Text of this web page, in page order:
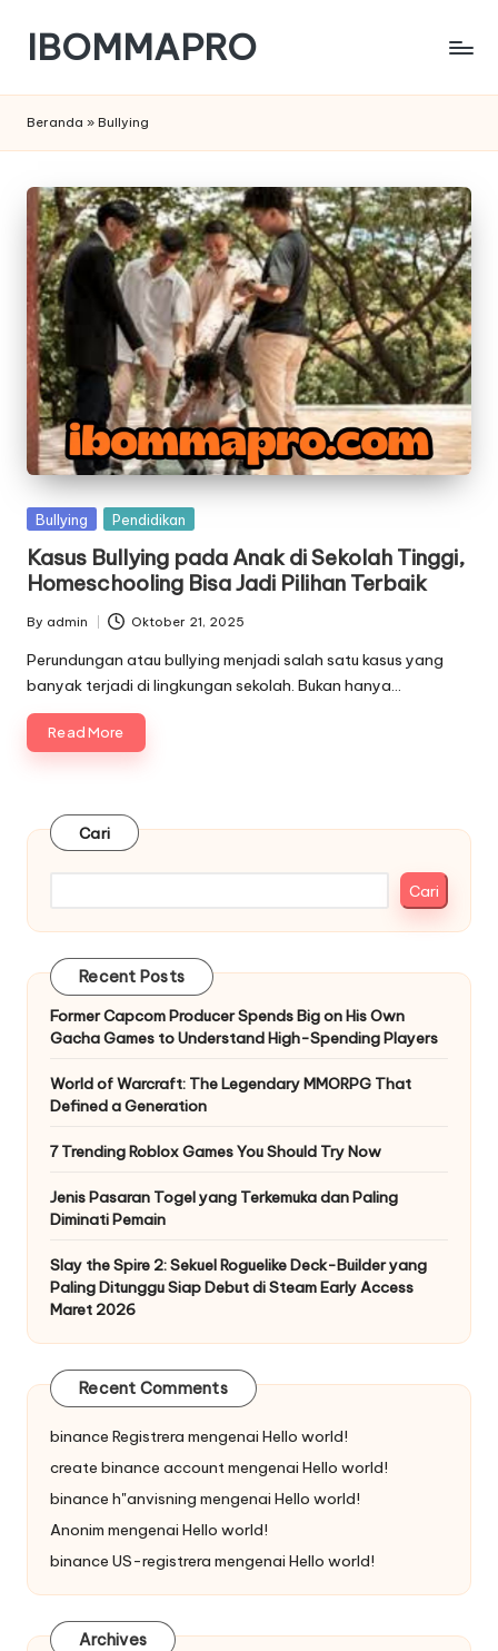
content
IBOMMAPRO
Beranda » Bullying
Posted
Bullying Pendidikan
Kasus Bullying pada Anak di Sekolah Tinggi,
Homeschooling Bisa Jadi Pilihan Terbaik
Posted
by
By admin Oktober 21, 2025
Perundungan atau bullying menjadi salah satu kasus yang
banyak terjadi di lingkungan sekolah. Bukan hanya…
Read More
Cari
Cari
Recent Posts
Former Capcom Producer Spends Big on His Own
Gacha Games to Understand High-Spending Players
World of Warcraft: The Legendary MMORPG That
Defined a Generation
7 Trending Roblox Games You Should Try Now
Jenis Pasaran Togel yang Terkemuka dan Paling
Diminati Pemain
Slay the Spire 2: Sekuel Roguelike Deck-Builder yang
Paling Ditunggu Siap Debut di Steam Early Access
Maret 2026
Recent Comments
binance Registrera mengenai Hello world!
create binance accountmengenai Hello world!
binance h"anvisning mengenai Hello world!
Anonim mengenai Hello world!
binance US-registrera mengenai Hello world!
Archives